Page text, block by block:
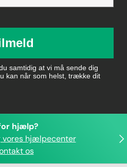
samtidig at vi må sende dig
kan når som helst, trække dit
hjælp?
vores hjælpecenter
os